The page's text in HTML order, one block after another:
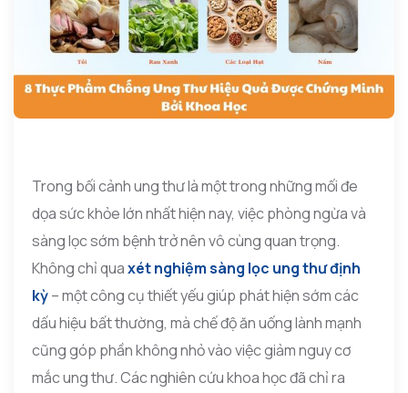
Trong bối cảnh ung thư là một trong những mối đe
dọa sức khỏe lớn nhất hiện nay, việc phòng ngừa và
sàng lọc sớm bệnh trở nên vô cùng quan trọng.
Không chỉ quaxét nghiệm sàng lọc ung thư định
kỳ– một công cụ thiết yếu giúp phát hiện sớm các
dấu hiệu bất thường, mà chế độ ăn uống lành mạnh
cũng góp phần không nhỏ vào việc giảm nguy cơ
mắc ung thư. Các nghiên cứu khoa học đã chỉ ra